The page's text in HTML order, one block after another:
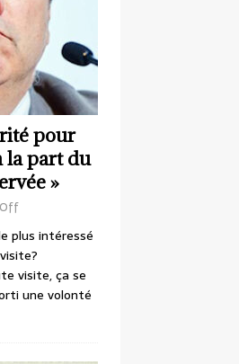
pour
la part du
»
plus intéressé
visite, ça se
une volonté